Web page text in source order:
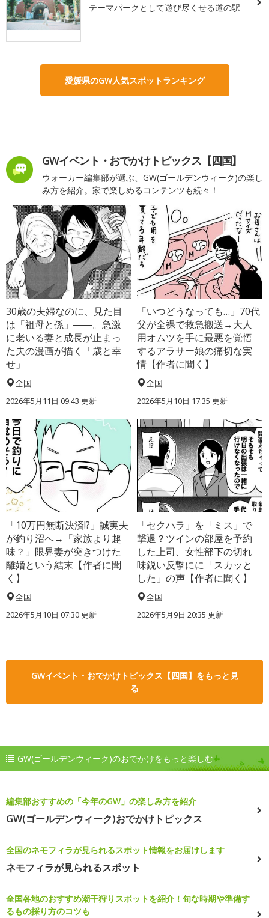
テーマパークとして遊び尽くせる道の駅
愛媛県のGW人気スポットランキング
GWイベント・おでかけトピックス【四国】
ウォーカー編集部が選ぶ、GW(ゴールデンウィーク)の楽し
み方を紹介。家で楽しめるコンテンツも続々！
30歳の夫婦なのに、見た目
は「祖母と孫」――。急激
に老いる妻と成長が止まっ
た夫の漫画が描く「歳と幸
せ」
全国
2026年5月11日 09:43 更新
「いつどうなっても…」70代
父が全裸で救急搬送→大人
用オムツを手に最悪を覚悟
するアラサー娘の痛切な実
情【作者に聞く】
全国
2026年5月10日 17:35 更新
「10万円無断決済!?」誠実夫
が釣り沼へ→「家族より趣
味？」限界妻が突きつけた
離婚という結末【作者に聞
く】
全国
2026年5月10日 07:30 更新
「セクハラ」を「ミス」で
撃退？ツインの部屋を予約
した上司、女性部下の切れ
味鋭い反撃にに「スカッと
した」の声【作者に聞く】
全国
2026年5月9日 20:35 更新
GWイベント・おでかけトピックス【四国】をもっと見
る
GW(ゴールデンウィーク)のおでかけをもっと楽しむ
編集部おすすめの「今年のGW」の楽しみ方を紹介
GW(ゴールデンウィーク)おでかけトピックス
全国のネモフィラが見られるスポット情報をお届けします
ネモフィラが見られるスポット
全国各地のおすすめ潮干狩りスポットを紹介！旬な時期や準備す
るもの採り方のコツも